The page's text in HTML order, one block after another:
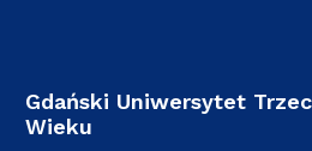
Gdański Uniwersytet
Wieku